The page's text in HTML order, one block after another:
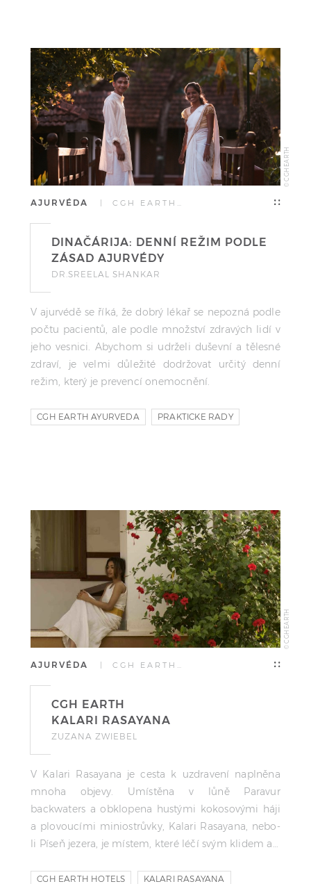
© CGH EARTH
AJURVÉDA | CGH EARTH…
DINAČÁRIJA: DENNÍ REŽIM PODLE
ZÁSAD AJURVÉDY
DR.SREELAL SHANKAR
V ajurvédě se říká, že dobrý lékař se nepozná podle
počtu pacientů, ale podle množství zdravých lidí v
jeho vesnici. Abychom si udrželi duševní a tělesné
zdraví, je velmi důležité dodržovat určitý denní
režim, který je prevencí onemocnění.
CGH EARTH AYURVEDA PRAKTICKE RADY
© CGH EARTH
AJURVÉDA | CGH EARTH…
CGH EARTH
KALARI RASAYANA
ZUZANA ZWIEBEL
V Kalari Rasayana je cesta k uzdravení naplněna
mnoha objevy. Umístěna v lůně Paravur
backwaters a obklopena hustými kokosovými háji
a plovoucími miniostrůvky, Kalari Rasayana, nebo-
li Píseň jezera, je místem, které léčí svým klidem a…
CGH EARTH HOTELS KALARI RASAYANA